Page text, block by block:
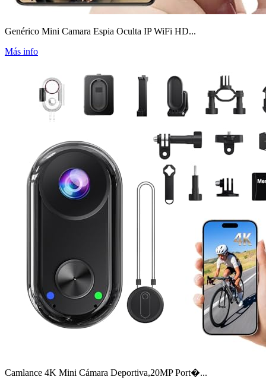
Genérico Mini Camara Espia Oculta IP WiFi HD...
Más info
Camlance 4K Mini Cámara Deportiva,20MP Port�...